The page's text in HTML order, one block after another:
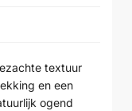
textuur
en een
ogend